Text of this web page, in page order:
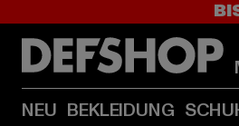
NEU BEKLEIDUNG